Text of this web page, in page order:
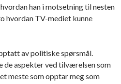
han i motsetning til nesten
hvordan TV-mediet kunne
av politiske spørsmål.
de aspekter ved tilværelsen som
meste som opptar meg som